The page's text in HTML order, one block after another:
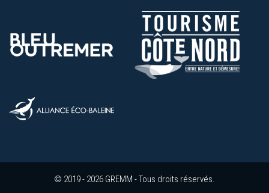
© 2019 - 2026 GREMM - Tous droits réservés.